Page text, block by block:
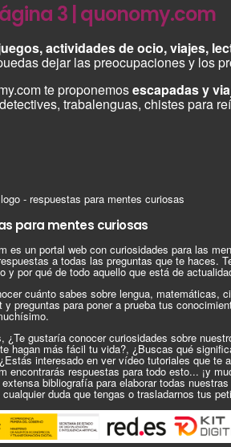
3 | quonomy.com
actividades de ocio, viajes,
dejar las preocupaciones y los
te proponemosescapadas y
trabalenguas, chistes para
para mentes curiosas
es un portal web con curiosidades para las
a todas las preguntas que te haces.
y por qué de todo aquello que está de
cuánto sabes sobre lengua, matemáticas,
y preguntas para poner a prueba tus
¿Te gustaría conocer curiosidades sobre
hagan más fácil tu vida?, ¿Buscas qué
interesado en ver vídeo tutoriales que te
encontrarás respuestas para todo esto... ¡y
bibliografía para elaborar todas
duda que tengas o trasladarnos tus